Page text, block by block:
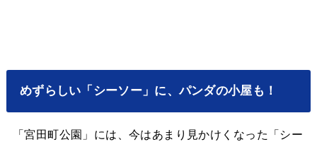
めずらしい「シーソー」に、パンダの小屋も！
「宮田町公園」には、今はあまり見かけくなった「シー